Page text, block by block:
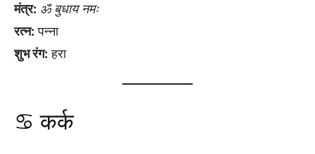
मंत्र: ॐ बुधाय नमः
रत्न: पन्ना
शुभ रंग: हरा
♋ कर्क